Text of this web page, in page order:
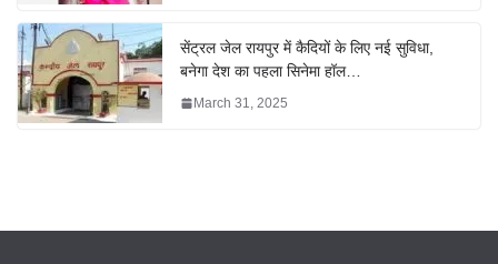
सेंट्रल जेल रायपुर में कैदियों के लिए नई सुविधा,
बनेगा देश का पहला सिनेमा हॉल…
March 31, 2025